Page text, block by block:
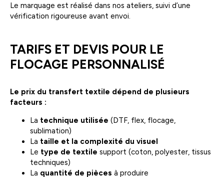
Le marquage est réalisé dans nos ateliers, suivi d’une
vérification rigoureuse avant envoi.
TARIFS ET DEVIS POUR LE
FLOCAGE PERSONNALISÉ
Le prix du transfert textile dépend de plusieurs
facteurs :
La technique utilisée (DTF, flex, flocage,
sublimation)
La taille et la complexité du visuel
Le type de textile support (coton, polyester, tissus
techniques)
La quantité de pièces à produire